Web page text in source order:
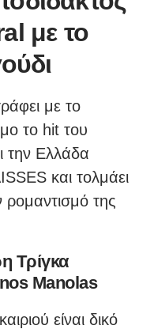
με το
με το
το hit του
την Ελλάδα
και τολμάει
της
Τρίγκα
Manolas
είναι δικό